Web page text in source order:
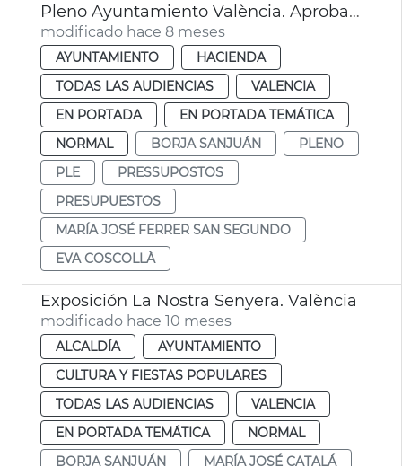
Pleno Ayuntamiento València. Aprobación provisional presupuestos
modificado hace 8 meses
AYUNTAMIENTO
HACIENDA
TODAS LAS AUDIENCIAS
VALENCIA
EN PORTADA
EN PORTADA TEMÁTICA
NORMAL
BORJA SANJUÁN
PLENO
PLE
PRESSUPOSTOS
PRESUPUESTOS
MARÍA JOSÉ FERRER SAN SEGUNDO
EVA COSCOLLÀ
Exposición La Nostra Senyera. València
modificado hace 10 meses
ALCALDÍA
AYUNTAMIENTO
CULTURA Y FIESTAS POPULARES
TODAS LAS AUDIENCIAS
VALENCIA
EN PORTADA TEMÁTICA
NORMAL
BORJA SANJUÁN
MARÍA JOSÉ CATALÁ